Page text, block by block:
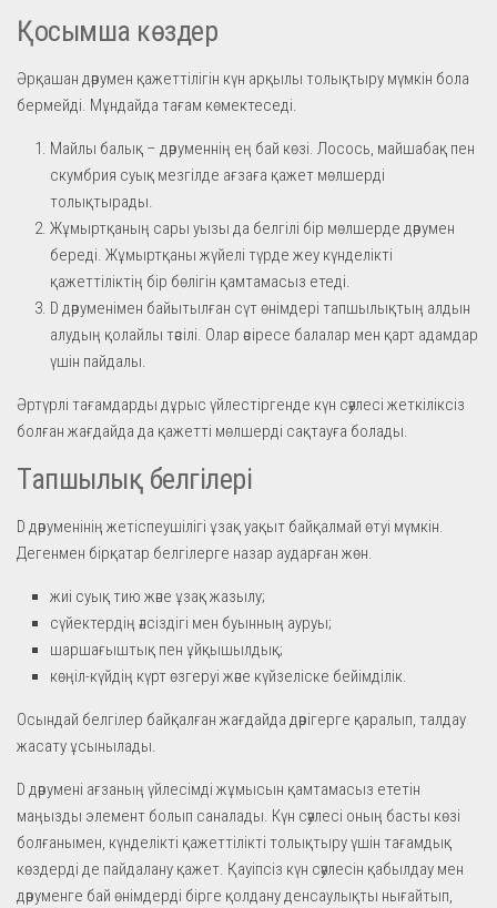
Қосымша көздер
Әрқашан дәрумен қажеттілігін күн арқылы толықтыру мүмкін бола
бермейді. Мұндайда тағам көмектеседі.
Майлы балық – дәруменнің ең бай көзі. Лосось, майшабақ пен
скумбрия суық мезгілде ағзаға қажет мөлшерді
толықтырады.
Жұмыртқаның сары уызы да белгілі бір мөлшерде дәрумен
береді. Жұмыртқаны жүйелі түрде жеу күнделікті
қажеттіліктің бір бөлігін қамтамасыз етеді.
D дәруменімен байытылған сүт өнімдері тапшылықтың алдын
алудың қолайлы тәсілі. Олар әсіресе балалар мен қарт адамдар
үшін пайдалы.
Әртүрлі тағамдарды дұрыс үйлестіргенде күн сәулесі жеткіліксіз
болған жағдайда да қажетті мөлшерді сақтауға болады.
Тапшылық белгілері
D дәруменінің жетіспеушілігі ұзақ уақыт байқалмай өтуі мүмкін.
Дегенмен бірқатар белгілерге назар аударған жөн.
жиі суық тию және ұзақ жазылу;
сүйектердің әлсіздігі мен буынның ауруы;
шаршағыштық пен ұйқышылдық;
көңіл-күйдің күрт өзгеруі және күйзеліске бейімділік.
Осындай белгілер байқалған жағдайда дәрігерге қаралып, талдау
жасату ұсынылады.
D дәрумені ағзаның үйлесімді жұмысын қамтамасыз ететін
маңызды элемент болып саналады. Күн сәулесі оның басты көзі
болғанымен, күнделікті қажеттілікті толықтыру үшін тағамдық
көздерді де пайдалану қажет. Қауіпсіз күн сәулесін қабылдау мен
дәруменге бай өнімдерді бірге қолдану денсаулықты нығайтып,